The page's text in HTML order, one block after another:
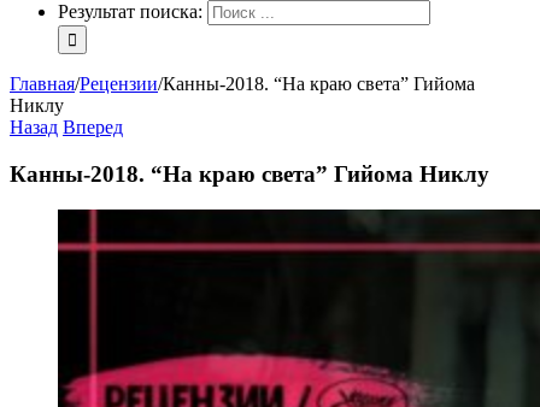
Результат поиска:
Главная/Рецензии/Канны-2018. “На краю света” Гийома
Никлу
Назад Вперед
Канны-2018. “На краю света” Гийома Никлу